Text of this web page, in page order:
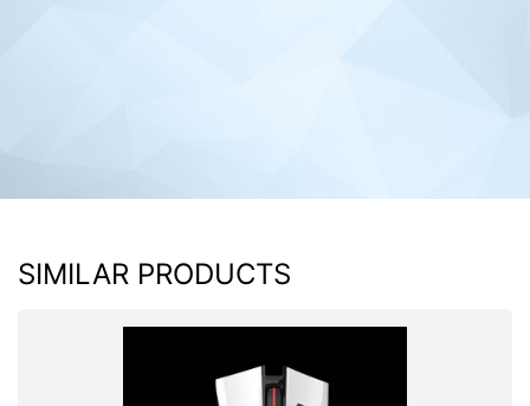
SIMILAR PRODUCTS